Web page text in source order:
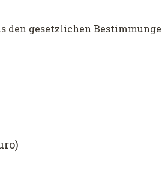
den gesetzlichen